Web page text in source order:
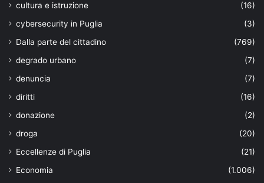
cultura e istruzione
(16)
cybersecurity in Puglia
(3)
Dalla parte del cittadino
(769)
degrado urbano
(7)
denuncia
(7)
diritti
(16)
donazione
(2)
droga
(20)
Eccellenze di Puglia
(21)
Economia
(1.006)